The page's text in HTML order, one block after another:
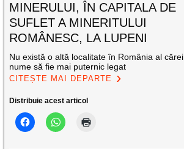
MINERULUI, ÎN CAPITALA DE
SUFLET A MINERITULUI
ROMÂNESC, LA LUPENI
Nu există o altă localitate în România al cărei
nume să fie mai puternic legat
CITEȘTE MAI DEPARTE
Distribuie acest articol